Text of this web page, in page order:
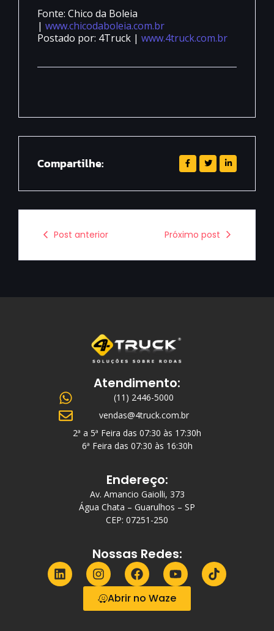
Fonte: Chico da Boleia
| www.chicodaboleia.com.br
Postado por: 4Truck | www.4truck.com.br
Compartilhe:
Post anterior Próximo post
Atendimento:
(11) 2446-5000
vendas@4truck.com.br
2ª a 5ª Feira das 07:30 às 17:30h
6ª Feira das 07:30 às 16:30h
Endereço:
Av. Amancio Gaiolli, 373
Água Chata – Guarulhos – SP
CEP: 07251-250
Nossas Redes:
Abrir no Waze